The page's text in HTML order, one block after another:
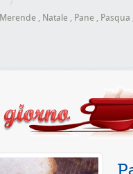
Merende , Natale , Pane , Pasqua